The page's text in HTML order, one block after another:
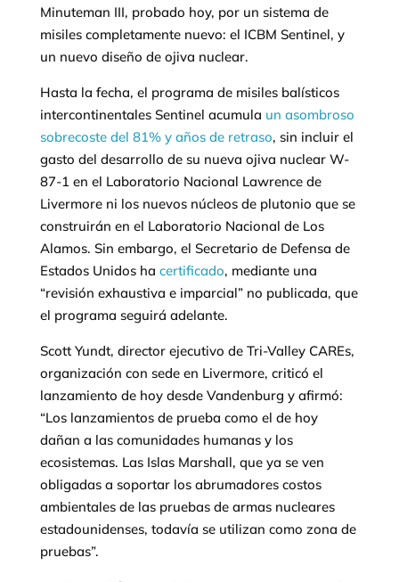
Minuteman III, probado hoy, por un sistema de
misiles completamente nuevo: el ICBM Sentinel, y
un nuevo diseño de ojiva nuclear.
Hasta la fecha, el programa de misiles balísticos
intercontinentales Sentinel acumula un asombroso
sobrecoste del 81% y años de retraso, sin incluir el
gasto del desarrollo de su nueva ojiva nuclear W-
87-1 en el Laboratorio Nacional Lawrence de
Livermore ni los nuevos núcleos de plutonio que se
construirán en el Laboratorio Nacional de Los
Alamos. Sin embargo, el Secretario de Defensa de
Estados Unidos ha certificado, mediante una
“revisión exhaustiva e imparcial” no publicada, que
el programa seguirá adelante.
Scott Yundt, director ejecutivo de Tri-Valley CAREs,
organización con sede en Livermore, criticó el
lanzamiento de hoy desde Vandenburg y afirmó:
“Los lanzamientos de prueba como el de hoy
dañan a las comunidades humanas y los
ecosistemas. Las Islas Marshall, que ya se ven
obligadas a soportar los abrumadores costos
ambientales de las pruebas de armas nucleares
estadounidenses, todavía se utilizan como zona de
pruebas”.